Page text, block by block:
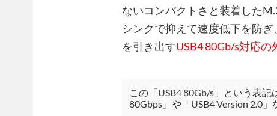
ないコンパクトさと装着した
シンクで抑えて速度低下を防
を引き出すUSB4 80Gb/s対応の
この「USB4 80Gb/s」という表
80Gbps」や「USB4 Version 2.0